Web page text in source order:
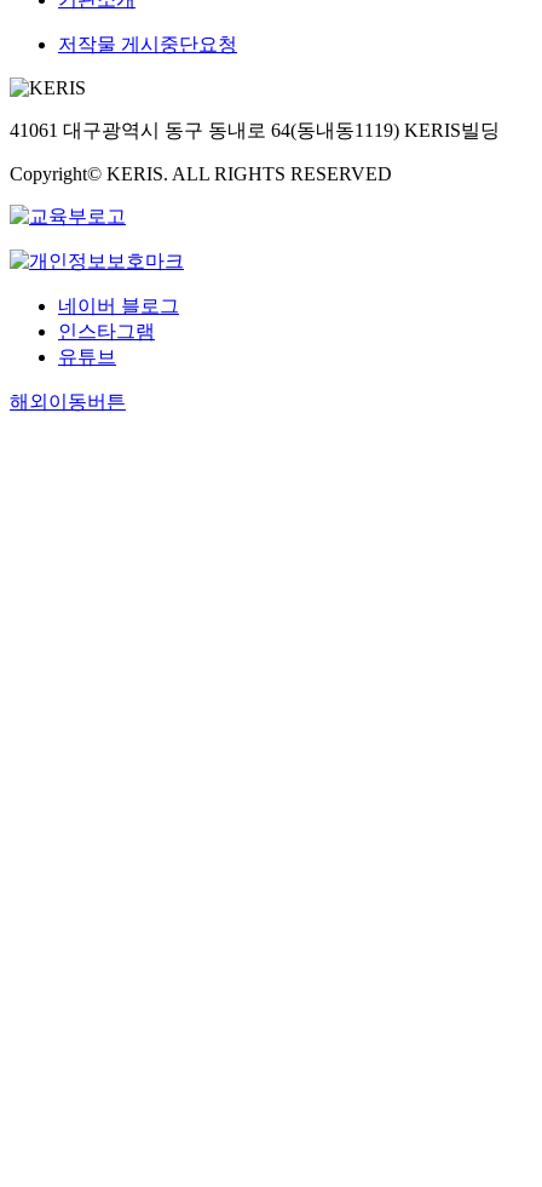
저작물 게시중단요청
41061 대구광역시 동구 동내로 64(동내동1119) KERIS빌딩
Copyright© KERIS. ALL RIGHTS RESERVED
네이버 블로그
인스타그램
유튜브
해외이동버튼